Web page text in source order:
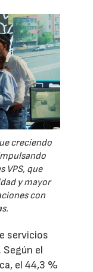
creciendo
VPS, que
y mayor
con
servicios
el
el 44,3 %